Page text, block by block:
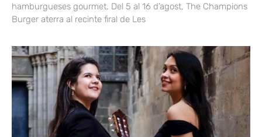
hamburgueses gourmet. Del 5 al 16 d’agost, The Champions
Burger aterra al recinte firal de Les